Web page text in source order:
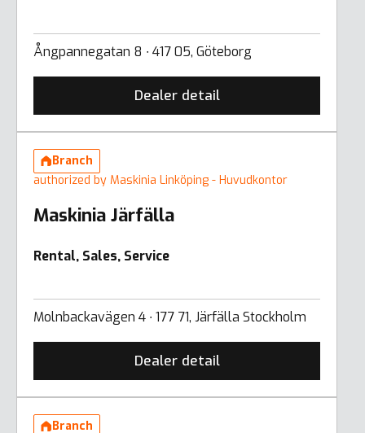
Ångpannegatan 8 ∙ 417 05, Göteborg
Dealer detail
Branch
authorized by Maskinia Linköping - Huvudkontor
Maskinia Järfälla
Rental, Sales, Service
Molnbackavägen 4 ∙ 177 71, Järfälla Stockholm
Dealer detail
Branch